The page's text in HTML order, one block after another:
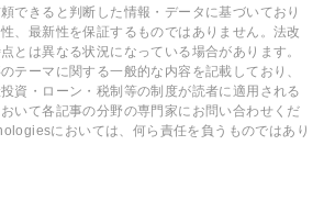
できると判断した情報・データに基づいており
、最新性を保証するものではありません。法改
とは異なる状況になっている場合があります。
テーマに関する一般的な内容を記載しており、
資・ローン・税制等の制度が読者に適用される
いて各記事の分野の専門家にお問い合わせくだ
においては、何ら責任を負うものではあり